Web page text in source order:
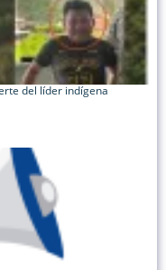
del líder indígena